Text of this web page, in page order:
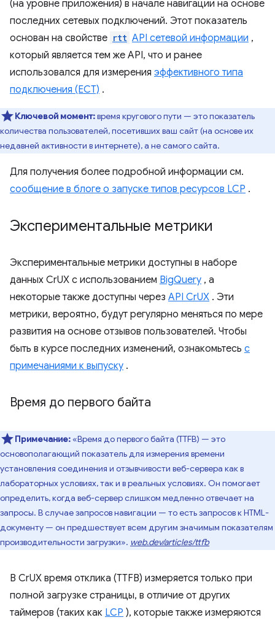
(на уровне приложения) в начале навигации на основе
последних сетевых подключений. Этот показатель
основан на свойстве rtt API сетевой информации ,
который является тем же API, что и ранее
использовался для измерения эффективного типа
подключения (ECT) .
Ключевой момент:время кругового пути — это показатель
количества пользователей, посетивших ваш сайт (на основе их
недавней активности в интернете), а не самого сайта.
Для получения более подробной информации см.
сообщение в блоге о запуске типов ресурсов LCP .
Экспериментальные метрики
Экспериментальные метрики доступны в наборе
данных CrUX с использованием BigQuery , а
некоторые также доступны через API CrUX . Эти
метрики, вероятно, будут регулярно меняться по мере
развития на основе отзывов пользователей. Чтобы
быть в курсе последних изменений, ознакомьтесь с
примечаниями к выпуску .
Время до первого байта
Примечание:«Время до первого байта (TTFB) — это
основополагающий показатель для измерения времени
установления соединения и отзывчивости веб-сервера как в
лабораторных условиях, так и в реальных условиях. Он помогает
определить, когда веб-сервер слишком медленно отвечает на
запросы. В случае запросов навигации — то есть запросов к HTML-
документу — он предшествует всем другим значимым показателям
производительности загрузки». web.dev/articles/ttfb
В CrUX время отклика (TTFB) измеряется только при
полной загрузке страницы, в отличие от других
таймеров (таких как LCP ), которые также измеряются